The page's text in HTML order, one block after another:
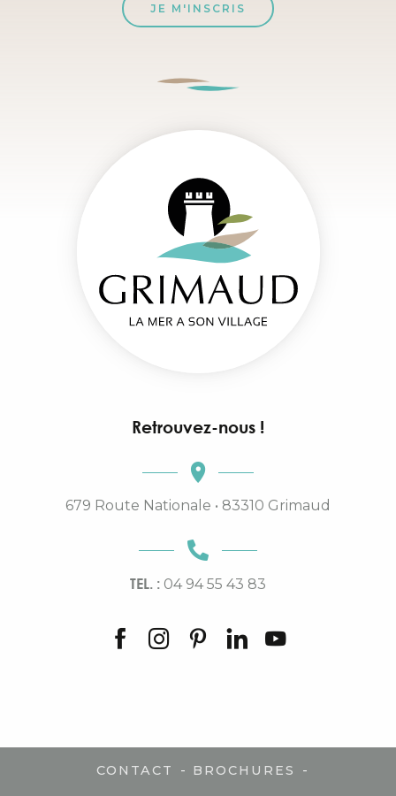
JE M'INSCRIS
Retrouvez-nous !
679 Route Nationale • 83310 Grimaud
TEL. : 04 94 55 43 83
CONTACT - BROCHURES -